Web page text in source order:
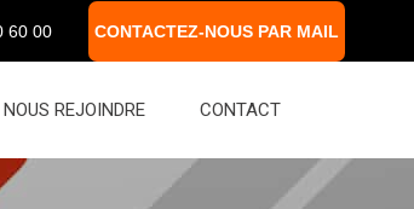
60 00 CONTACTEZ-NOUS PAR MAIL
NOUS REJOINDRE CONTACT